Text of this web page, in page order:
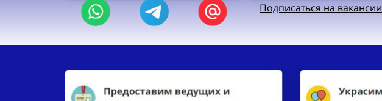
Подписаться на вакансии